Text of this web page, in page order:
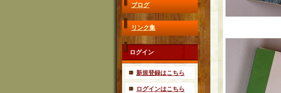
ブログ
リンク集
ログイン
新規登録はこちら
ログインはこちら